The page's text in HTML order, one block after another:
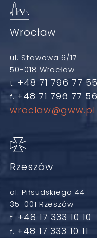
Wrocław
ul. Stawowa 6/17
50-018 Wrocław
t. +48 71 796 77 55
f. +48 71 796 77 56
wroclaw@gww.pl
Rzeszów
al. Piłsudskiego 44
35-001 Rzeszów
t. +48 17 333 10 10
f. +48 17 333 10 11